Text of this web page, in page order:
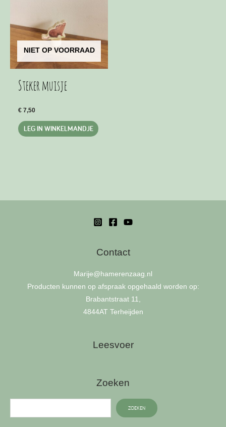
NIET OP VOORRAAD
Steker muisje
€ 7,50
LEG IN WINKELMANDJE
Contact
Marije@hamerenzaag.nl
Producten kunnen op afspraak opgehaald worden op:
Brabantstraat 11,
4844AT Terheijden
Leesvoer
Zoeken
ZOEKEN